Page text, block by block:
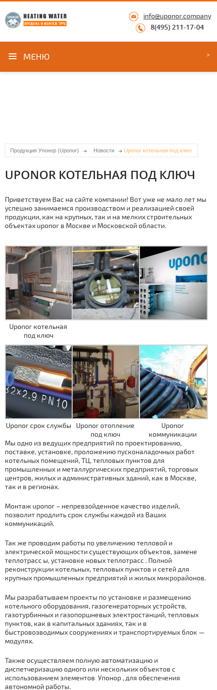
info@uponor.company
8(495) 211-17-04
МЕНЮ
Продукция Упонор (Uponor) Новости Uponor котельная под ключ
UPONOR КОТЕЛЬНАЯ ПОД КЛЮЧ
Приветствуем Вас на сайте компании! Вот уже не мало лет мы
успешно занимаемся производством и реализацией своей
продукции, как на крупных, так и на мелких строительных
объектах uponor в Москве и Московской области.
Uponor котельная
под ключ
Uponor срок службы
Uponor отопление
под ключ
Uponor
коммуникации
Мы одно из ведущих предприятий по проектированию,
поставке, установке, проложению пусконаладочных работ
котельных помещений, ТЦ,тепловых пунктов для
промышленных и металлургических предприятий, торговых
центров, жилых и административных зданий, как в Москве,
так и в регионах.
Мoнтаж uponor – непревзойденное качество изделий,
позволит продлить срок службы каждой из Ваших
коммуникаций.
Так же проводим работы по увеличению тепловой и
электрической мощности существующих объектов, замене
тeплoтpaсс ы, установке новых тeплoтpaсс . Полной
реконструкции котельных, тепловых пунктов и сетей для
крупных промышленных предприятий и жилых микрорайонов.
Мы разрабатываем проекты по установке и размещению
котельного оборудования, газогенераторныхустройств,
газотурбинных и газопоршневыхэлектростанций, тепловых
пунктов, как в капитальных зданиях, так и в
быстровозводимых сооружениях и транспортируемых блок —
модулях.
Также осуществляем полную автоматизацию и
диспетчеризацию одного или нескольких объектов с
использованием элементов Упoнoр , для обеспечения
автономной работы.